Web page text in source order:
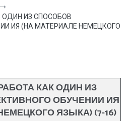
ОДИН ИЗ СПОСОБОВ
ИЯ (НА МАТЕРИАЛЕ НЕМЕЦКОГО
КАК ОДИН ИЗ
ОБУЧЕНИИ ИЯ
ЯЗЫКА) (7-16)